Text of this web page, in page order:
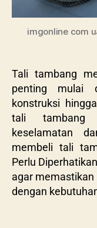
imgonline com
Tali tambang
penting mulai
konstruksi
tali tambang
keselamatan
membeli tali
Perlu
agar memastikan
dengan